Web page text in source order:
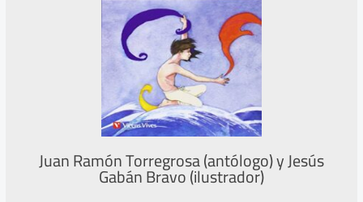
Juan Ramón Torregrosa (antólogo) y Jesús
Gabán Bravo (ilustrador)